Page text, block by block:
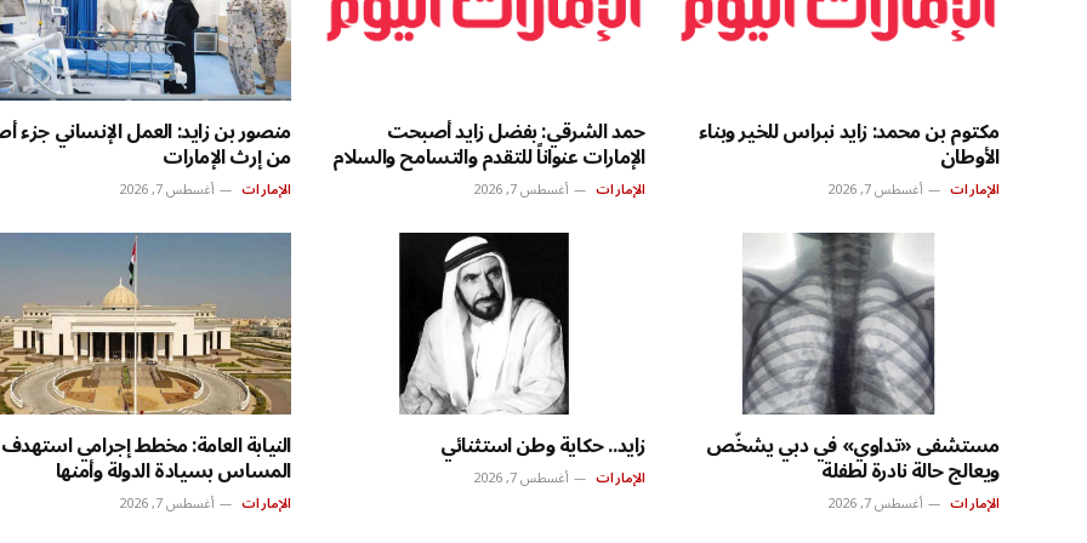
مكتوم بن محمد: زايد نبراس للخير وبناء
الأوطان
الإمارات أغسطس 7, 2026
حمد الشرقي: بفضل زايد أصبحت
الإمارات عنواناً للتقدم والتسامح والسلام
الإمارات أغسطس 7, 2026
منصور بن زايد: العمل الإنساني جزء
من إرث الإمارات
الإمارات أغسطس 7, 2026
مستشفى «تداوي» في دبي يشخّص
ويعالج حالة نادرة لطفلة
الإمارات أغسطس 7, 2026
زايد.. حكاية وطن استثنائي
الإمارات أغسطس 7, 2026
النيابة العامة: مخطط إجرامي استهدف
المساس بسيادة الدولة وأمنها
الإمارات أغسطس 7, 2026